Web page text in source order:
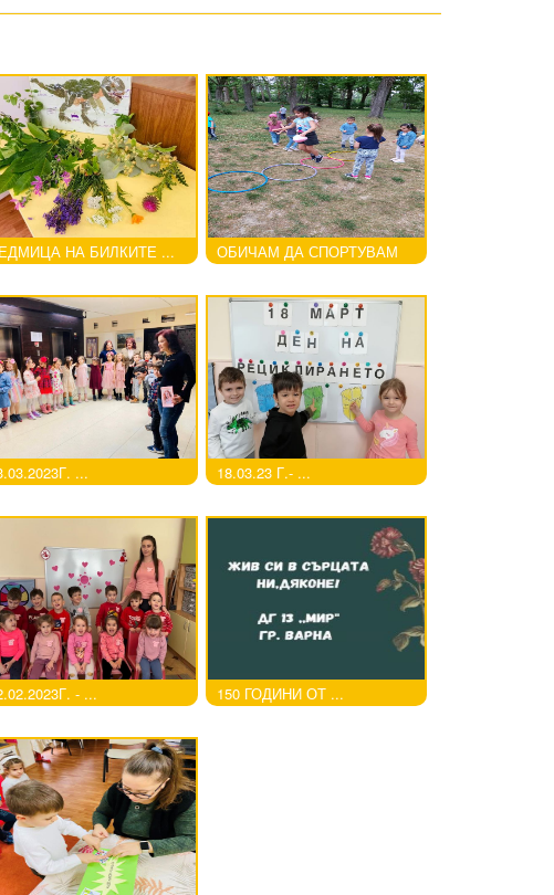
НА БИЛКИТЕ ... ОБИЧАМ ДА СПОРТУВАМ
... 18.03.23 Г.- ...
- ... 150 ГОДИНИ ОТ ...